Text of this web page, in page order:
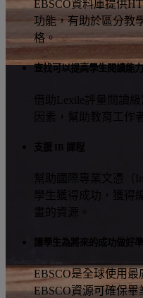
EBSCO資料庫提供
功能，有助於區分教
格。
查找可以提高學生閱讀能
借助Lexile評量閱讀
因素，幫助教育工作
支援 IB 課程
幫助國際專業文憑（
學生獲得成功，獲得
畫的資源。
讓學生為將來的成功做好準
EBSCO是全球使用
EBSCO資源可確保